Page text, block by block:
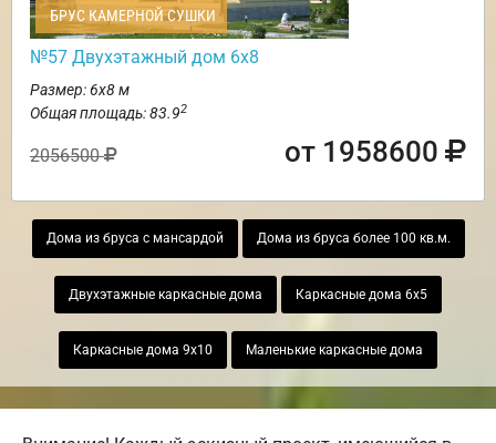
БРУС КАМЕРНОЙ СУШКИ
№57 Двухэтажный дом 6х8
Размер: 6х8 м
Общая площадь: 83.92
2056500 от 1958600
Дома из бруса с мансардой Дома из бруса более 100 кв.м.
Двухэтажные каркасные дома Каркасные дома 6х5
Каркасные дома 9х10 Маленькие каркасные дома